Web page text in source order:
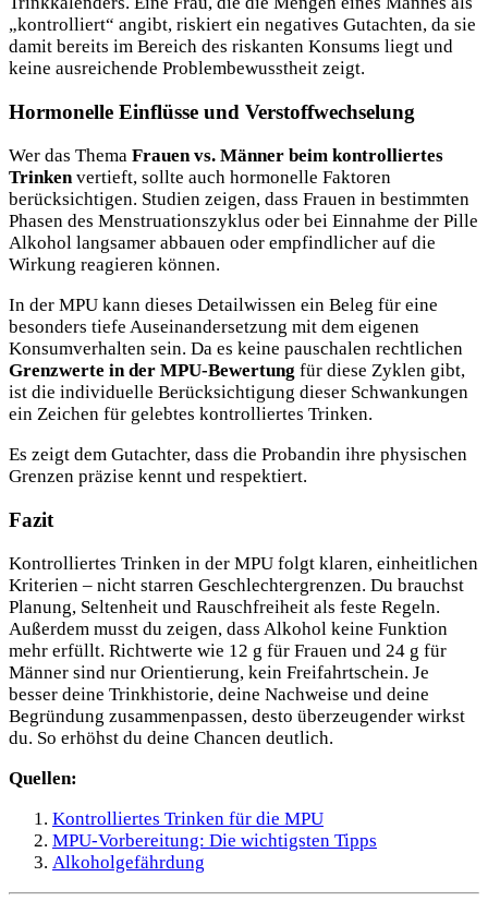
„kontrolliert“ angibt, riskiert ein negatives Gutachten, da sie
damit bereits im Bereich des riskanten Konsums liegt und
keine ausreichende Problembewusstheit zeigt.
Hormonelle Einflüsse und Verstoffwechselung
Wer das Thema Frauen vs. Männer beim kontrolliertes
Trinken vertieft, sollte auch hormonelle Faktoren
berücksichtigen. Studien zeigen, dass Frauen in bestimmten
Phasen des Menstruationszyklus oder bei Einnahme der Pille
Alkohol langsamer abbauen oder empfindlicher auf die
Wirkung reagieren können.
In der MPU kann dieses Detailwissen ein Beleg für eine
besonders tiefe Auseinandersetzung mit dem eigenen
Konsumverhalten sein. Da es keine pauschalen rechtlichen
Grenzwerte in der MPU-Bewertung für diese Zyklen gibt,
ist die individuelle Berücksichtigung dieser Schwankungen
ein Zeichen für gelebtes kontrolliertes Trinken.
Es zeigt dem Gutachter, dass die Probandin ihre physischen
Grenzen präzise kennt und respektiert.
Fazit
Kontrolliertes Trinken in der MPU folgt klaren, einheitlichen
Kriterien – nicht starren Geschlechtergrenzen. Du brauchst
Planung, Seltenheit und Rauschfreiheit als feste Regeln.
Außerdem musst du zeigen, dass Alkohol keine Funktion
mehr erfüllt. Richtwerte wie 12 g für Frauen und 24 g für
Männer sind nur Orientierung, kein Freifahrtschein. Je
besser deine Trinkhistorie, deine Nachweise und deine
Begründung zusammenpassen, desto überzeugender wirkst
du. So erhöhst du deine Chancen deutlich.
Quellen:
Kontrolliertes Trinken für die MPU
MPU-Vorbereitung: Die wichtigsten Tipps
Alkoholgefährdung